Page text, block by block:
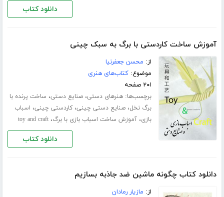
دانلود کتاب
آموزش ساخت کاردستی با برگ به سبک چینی
از: محسن جعفرنیا
موضوع:کتاب‌های هنری
۲۰۱ صفحه
برچسب‌ها:هنرهای دستی،صنایع دستی، ساخت پرنده با
برگ نخل،صنایع دستی چینی،کاردستی چینی، اسباب
بازی،آموزش ساخت اسباب بازی با برگ،toy and craft
دانلود کتاب
دانلود کتاب چگونه ماشین ضد جاذبه بسازیم
از: مازیار رمادان